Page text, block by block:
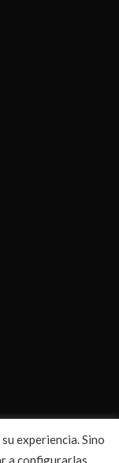
|Sitemap
experiencia. Sino
a configurarlas